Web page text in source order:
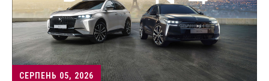
СЕРПЕНЬ 05, 2026